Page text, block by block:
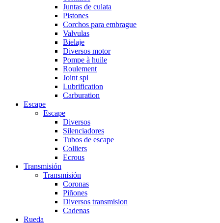
Juntas de culata
Pistones
Corchos para embrague
Valvulas
Bielaje
Diversos motor
Pompe à huile
Roulement
Joint spi
Lubrification
Carburation
Escape
Escape
Diversos
Silenciadores
Tubos de escape
Colliers
Ecrous
Transmisión
Transmisión
Coronas
Piñones
Diversos transmision
Cadenas
Rueda